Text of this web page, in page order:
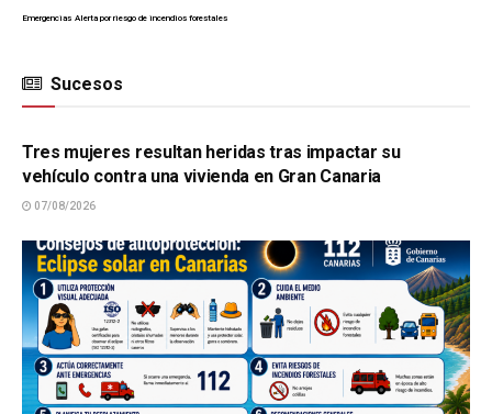
Emergencias Alerta por riesgo de incendios forestales
Sucesos
SUCESOS
Tres mujeres resultan heridas tras impactar su
vehículo contra una vivienda en Gran Canaria
07/08/2026